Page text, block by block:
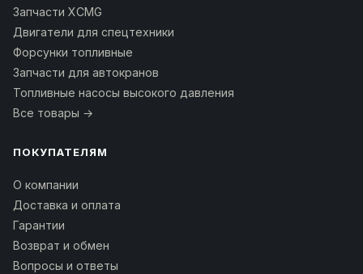
Запчасти XCMG
Двигатели для спецтехники
Форсунки топливные
Запчасти для автокранов
Топливные насосы высокого давления
Все товары →
ПОКУПАТЕЛЯМ
О компании
Доставка и оплата
Гарантии
Возврат и обмен
Вопросы и ответы